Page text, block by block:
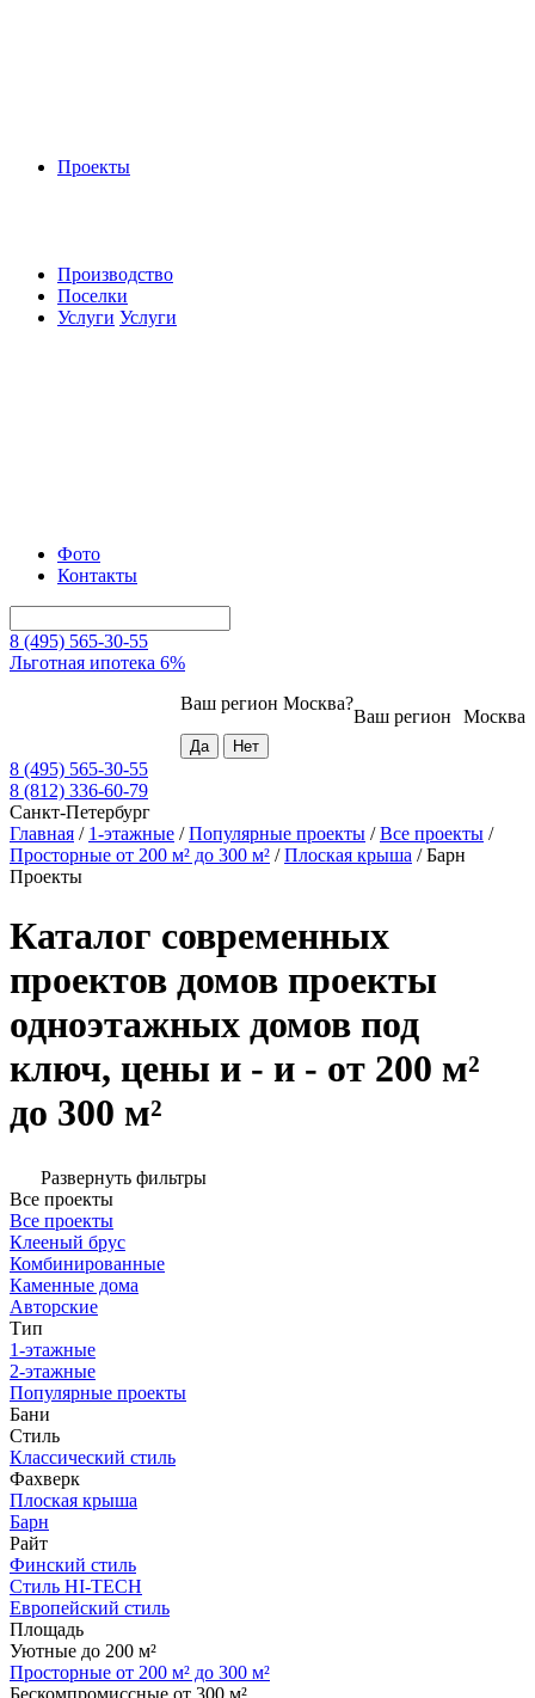
Проекты
Производство
Поселки
Услуги Услуги
Фото
Контакты
8 (495) 565-30-55
Льготная ипотека 6%
Москва
Ваш регион
Ваш регион Москва?
8 (495) 565-30-55
8 (812) 336-60-79
Санкт-Петербург
Главная / 1-этажные /Популярные проекты /Все проекты /
Просторные от 200 м² до 300 м² /Плоская крыша /Барн
Проекты
Каталог современных
проектов домов проекты
одноэтажных домов под
ключ, цены и - и - от 200 м²
до 300 м²
Развернуть фильтры
Все проекты
Все проекты
Клееный брус
Комбинированные
Каменные дома
Авторские
Тип
1-этажные
2-этажные
Популярные проекты
Бани
Стиль
Классический стиль
Фахверк
Плоская крыша
Барн
Райт
Финский стиль
Стиль HI-TECH
Европейский стиль
Площадь
Уютные до 200 м²
Просторные от 200 м² до 300 м²